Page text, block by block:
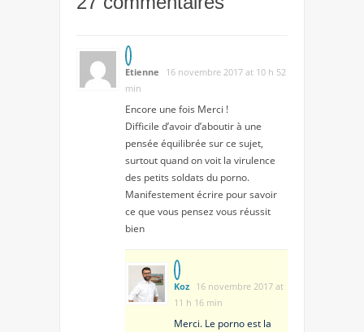
Etienne
16 novembre 2017 at 10 h 52
min
Encore une fois Merci !
Difficile d’avoir d’aboutir à une
pensée équilibrée sur ce sujet,
surtout quand on voit la virulence
des petits soldats du porno.
Manifestement écrire pour savoir
ce que vous pensez vous réussit
bien
Koz 16 novembre 2017 at
11 h 16 min
Merci. Le porno est la